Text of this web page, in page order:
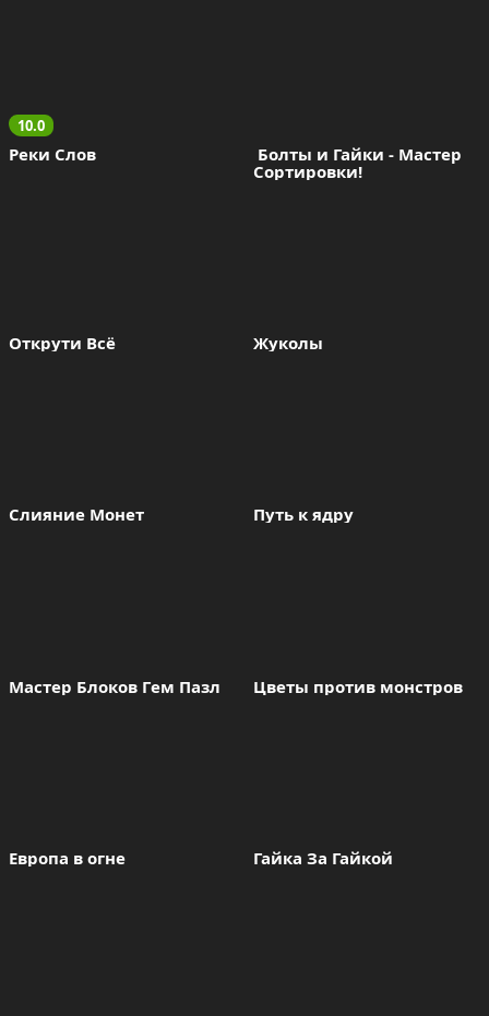
10.0
Реки Слов
Болты и Гайки - Мастер
Сортировки!
Открути Всё Жуколы
Слияние Монет Путь к ядру
Мастер Блоков Гeм Пазл Цветы против монстров
Европа в огне Гайка За Гайкой